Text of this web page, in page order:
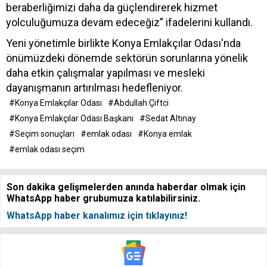
beraberliğimizi daha da güçlendirerek hizmet
yolculuğumuza devam edeceğiz” ifadelerini kullandı.
Yeni yönetimle birlikte Konya Emlakçılar Odası'nda
önümüzdeki dönemde sektörün sorunlarına yönelik
daha etkin çalışmalar yapılması ve mesleki
dayanışmanın artırılması hedefleniyor.
#Konya Emlakçılar Odası
#Abdullah Çiftci
#Konya Emlakçılar Odası Başkanı
#Sedat Altınay
#Seçim sonuçları
#emlak odası
#Konya emlak
#emlak odası seçim
Son dakika gelişmelerden anında haberdar olmak için
WhatsApp haber grubumuza katılabilirsiniz.
WhatsApp haber kanalımız için tıklayınız!